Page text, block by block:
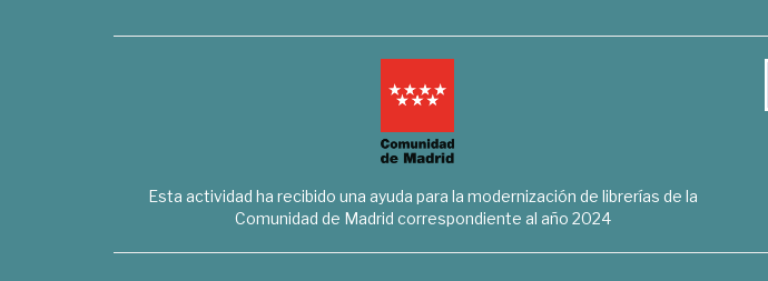
Esta actividad ha recibido una ayuda para la modernización de librerías de la
Comunidad de Madrid correspondiente al año 2024